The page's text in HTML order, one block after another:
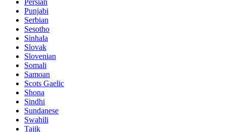
Punjabi
Serbian
Sesotho
Sinhala
Slovak
Slovenian
Somali
Samoan
Scots Gaelic
Shona
Sindhi
Sundanese
Swahili
Tajik